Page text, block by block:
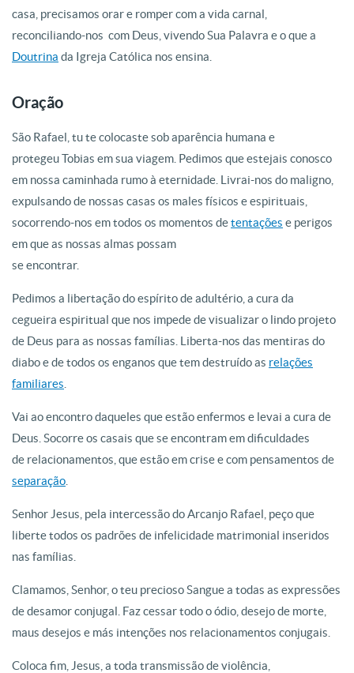
casa, precisamos orar e romper com a vida carnal,
reconciliando-nos com Deus, vivendo Sua Palavra e o que a
Doutrina da Igreja Católica nos ensina.
Oração
São Rafael, tu te colocaste sob aparência humana e
protegeu Tobias em sua viagem. Pedimos que estejais conosco
em nossa caminhada rumo à eternidade. Livrai-nos do maligno,
expulsando de nossas casas os males físicos e espirituais,
socorrendo-nos em todos os momentos detentações e perigos
em que as nossas almas possam
se encontrar.
Pedimos a libertação do espírito de adultério, a cura da
cegueira espiritual que nos impede de visualizar o lindo projeto
de Deus para as nossas famílias. Liberta-nos das mentiras do
diabo e de todos os enganos que tem destruído as relações
familiares
Vai ao encontro daqueles que estão enfermos e levai a cura de
Deus. Socorre os casais que se encontram em dificuldades
de relacionamentos, que estão em crise e com pensamentos de
separação
Senhor Jesus, pela intercessão do Arcanjo Rafael, peço que
liberte todos os padrões de infelicidade matrimonial inseridos
nas famílias.
Clamamos, Senhor, o teu precioso Sangue a todas as expressões
de desamor conjugal. Faz cessar todo o ódio, desejo de morte,
maus desejos e más intenções nos relacionamentos conjugais.
Coloca fim, Jesus, a toda transmissão de violência,